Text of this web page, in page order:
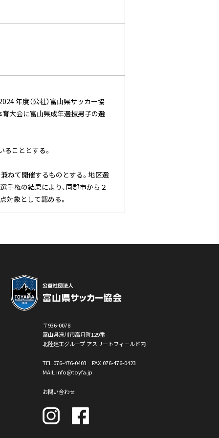
年度（公社）富山県サッカー協
育大会に富山県成年選抜男子の選
ることとする。
ねて開催するものとする。地区選
手権の結果により、同郡市から２
対象として認める。
〒936-0078
富山県滑川市高月町129番
北陸建工グループ アスリートフィールド内
TEL 076-476-0403 FAX 076-476-0423
MAIL info@toyfa.jp
お問い合わせ